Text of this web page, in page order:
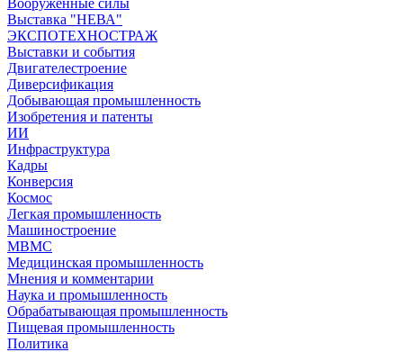
Выставка "НЕВА"
ЭКСПОТЕХНОСТРАЖ
Выставки и события
Двигателестроение
Диверсификация
Добывающая промышленность
Изобретения и патенты
ИИ
Инфраструктура
Кадры
Конверсия
Космос
Легкая промышленность
Машиностроение
МВМС
Медицинская промышленность
Мнения и комментарии
Наука и промышленность
Обрабатывающая промышленность
Пищевая промышленность
Политика